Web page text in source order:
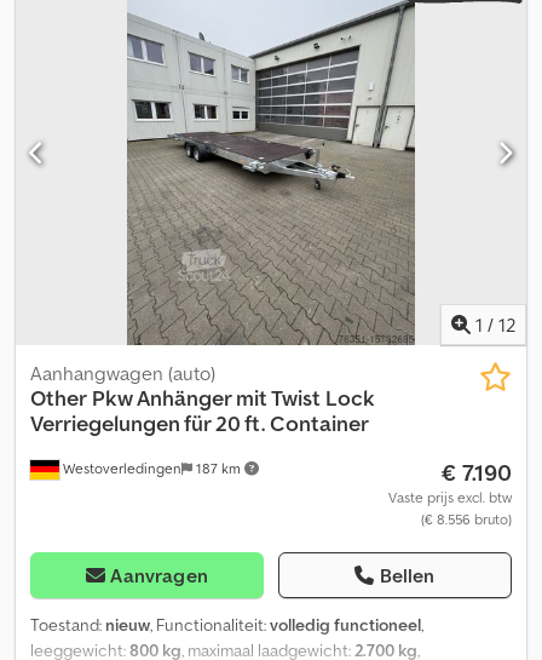
Tsha * Staat: Zeer goed * Eerste registratie: 26.09.2005 *
Toelaatbaar totaal gewicht: 5,00 ton * ABS * Luchtvering *
Uitschuifbare oprijrampen * Aluminium profielbodem * 2x
oprolbare achterdeur links * Lier * Mechanische laadklep
Afmetingen (laadruimte/laadvlak): lengte binnen: 6.200 mm
breedte binnen: 2.360 mm hoogte binnen: 2.190 mm Banden: 205 /
65 R 17.5, 45% luchtgeveerd ---- Prijs: 5.900,- euro + 19% BTW Voor
verdere vragen kunt u ons bereiken op de volgende
telefoonnummers: Wij spreken: Duits, Engels, Frans, Pools en
Russisch Typefouten, vergissingen en tussenverkoop
voorbehouden.
1 / 12
Westoverledingen 187 km
Aanhangwagen (auto)
Other Pkw Anhänger mit Twist Lock
Verriegelungen für 20 ft. Container
€ 7.190
Vaste prijs excl. btw
(€ 8.556 bruto)
Aanvragen Bellen
Toestand: nieuw, Functionaliteit:volledig functioneel,
leeggewicht:800 kg, maximaal laadgewicht:2.700 kg,